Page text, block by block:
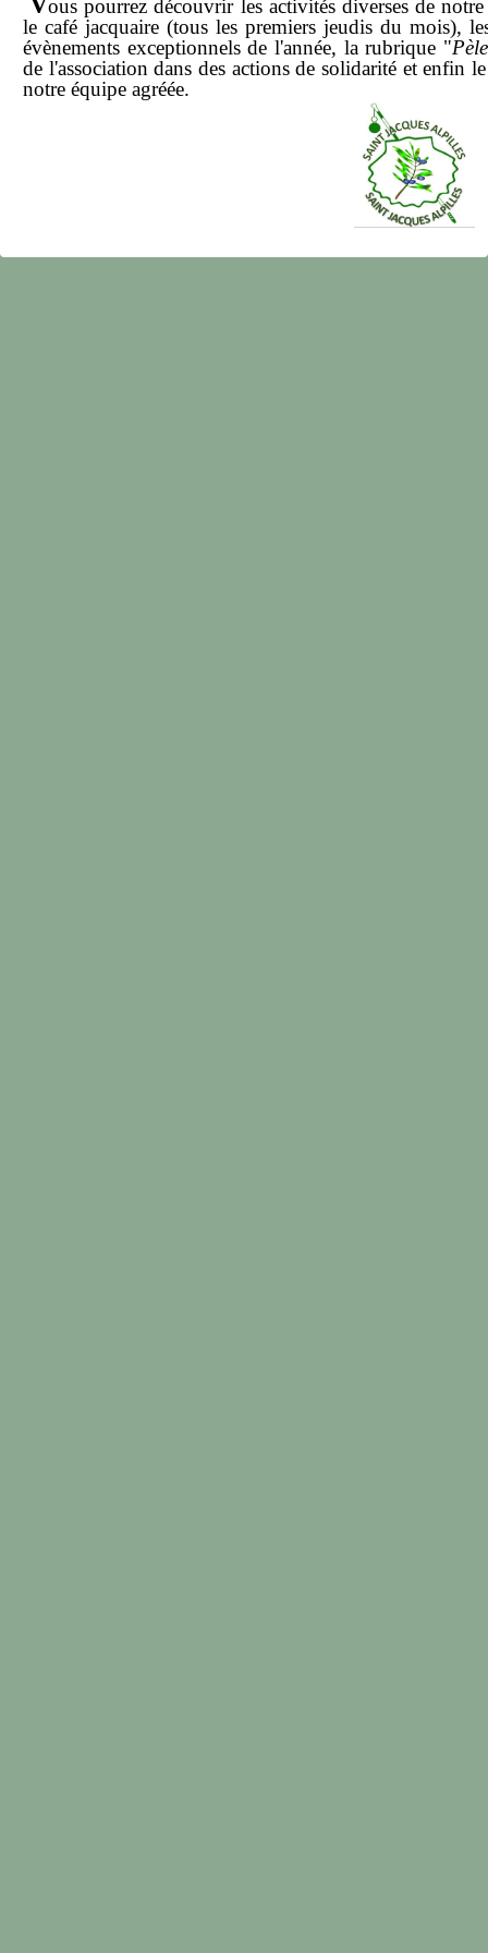
notre association
ous pourrez découvrir les activités diverses de
le café jacquaire (tous les premiers jeudis du mois),
évènements exceptionnels de l'année, la rubrique "
de l'association dans des actions de solidarité et enfin
notre équipe agréée.